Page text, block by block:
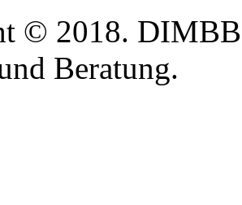
© 2018.
Beratung.